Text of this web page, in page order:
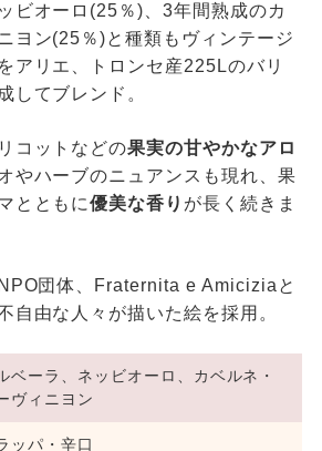
ビオーロ(25％)、3年間熟成のカ
ヨン(25％)と種類もヴィンテージ
アリエ、トロンセ産225Lのバリ
してブレンド。
コットなどの果実の甘やかなアロ
やハーブのニュアンスも現れ、果
とともに優美な香り が長く続きま
団体、Fraternita e Amiciziaと
自由な人々が描いた絵を採用。
ベーラ、ネッビオーロ、カベルネ・
ヴィニヨン
ッパ・辛口